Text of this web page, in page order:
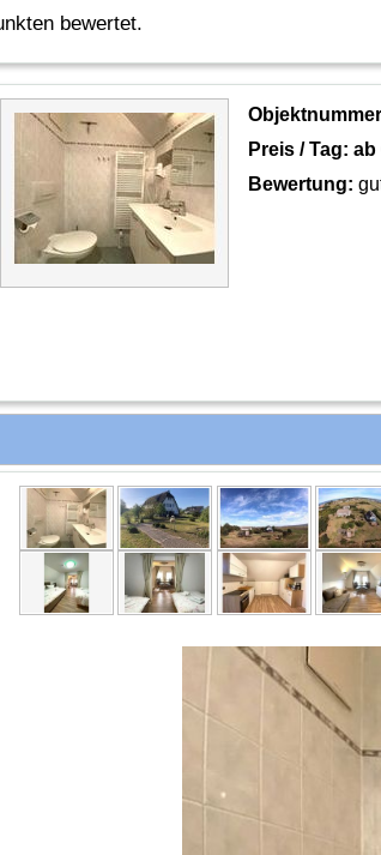
bewertet.
Preis / Tag: ab
Bewertung: